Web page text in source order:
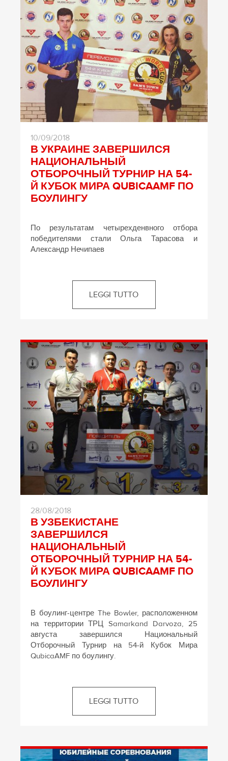
10/09/2018
В УКРАИНЕ ЗАВЕРШИЛСЯ
НАЦИОНАЛЬНЫЙ
ОТБОРОЧНЫЙ ТУРНИР НА 54-
Й КУБОК МИРА QUBICAAMF ПО
БОУЛИНГУ
По результатам четырехденвного отбора
победителями стали Ольга Тарасова и
Александр Нечипаев
LEGGI TUTTO
28/08/2018
В УЗБЕКИСТАНЕ
ЗАВЕРШИЛСЯ
НАЦИОНАЛЬНЫЙ
ОТБОРОЧНЫЙ ТУРНИР НА 54-
Й КУБОК МИРА QUBICAAMF ПО
БОУЛИНГУ
В боулинг-центре The Bowler, расположенном
на территории ТРЦ Samarkand Darvoza, 25
августа завершился Национальный
Отборочный Турнир на 54-й Кубок Мира
QubicaAMF по боулингу.
LEGGI TUTTO